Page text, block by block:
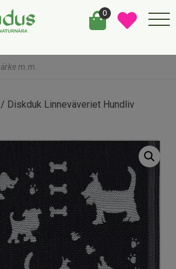
0
/ Diskduk Linneväveriet Hundliv